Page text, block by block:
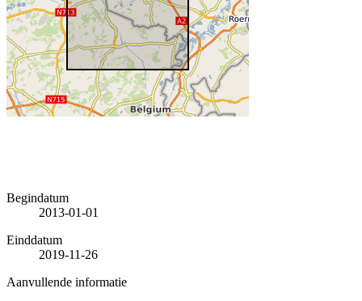
Begindatum
2013-01-01
Einddatum
2019-11-26
Aanvullende informatie